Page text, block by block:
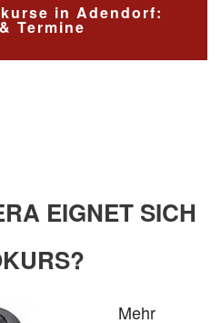
in Adendorf:
Termine
EIGNET SICH
Mehr